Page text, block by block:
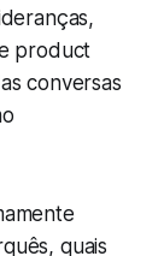
product
conversas
quais